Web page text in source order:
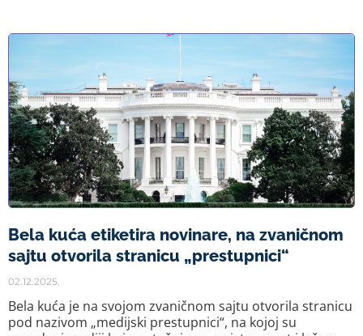
Bela kuća etiketira novinare, na zvaničnom
sajtu otvorila stranicu „prestupnici“
02.12.2025.
Bela kuća je na svojom zvaničnom sajtu otvorila stranicu
pod nazivom „medijski prestupnici“, na kojoj su